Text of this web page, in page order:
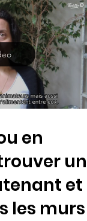
en
un
et
les murs